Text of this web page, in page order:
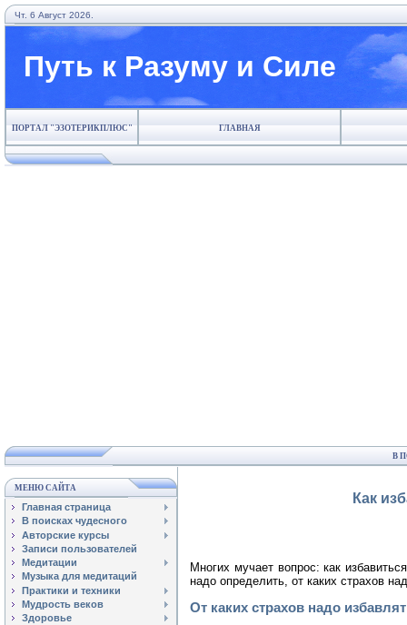
Чт. 6 Август 2026.
Путь к Разуму и Силе
ПОРТАЛ "ЭЗОТЕРИКПЛЮС" ГЛАВНАЯ
В
МЕНЮ САЙТА
Главная страница
В поисках чудесного
Авторские курсы
Записи пользователей
Медитации
Музыка для медитаций
Практики и техники
Мудрость веков
Здоровье
Как
Многих мучает вопрос: как
надо определить, от каких страхов
От каких страхов надо